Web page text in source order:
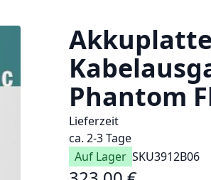
Phantom
Lieferzeit
ca. 2-3 Tage
Auf Lager SKU3912B06